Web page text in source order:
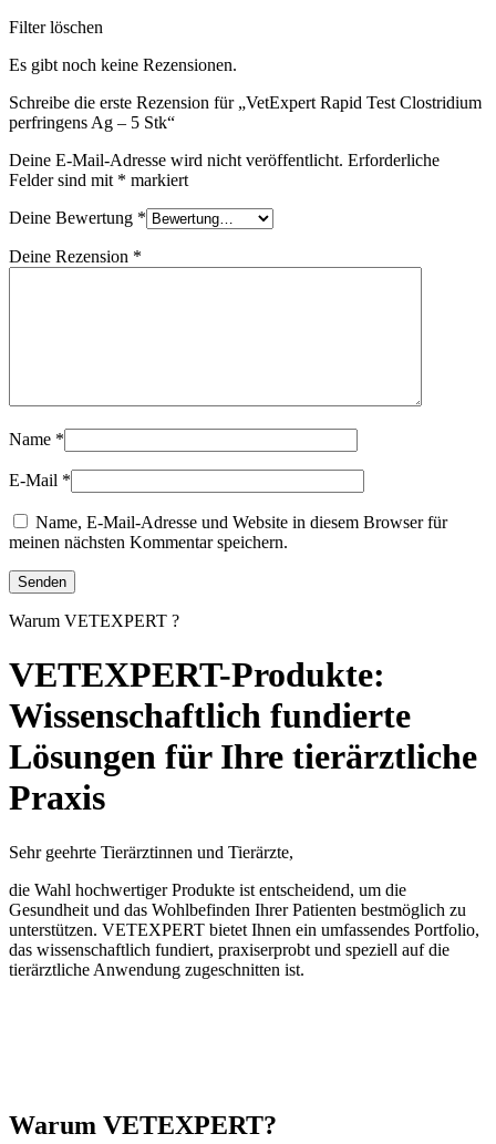
Filter löschen
Es gibt noch keine Rezensionen.
Schreibe die erste Rezension für „VetExpert Rapid Test Clostridium
perfringens Ag – 5 Stk“
Deine E-Mail-Adresse wird nicht veröffentlicht. Erforderliche
Felder sind mit * markiert
Deine Bewertung *
Deine Rezension *
Name *
E-Mail *
Name, E-Mail-Adresse und Website in diesem Browser für
meinen nächsten Kommentar speichern.
Warum VETEXPERT ?
VETEXPERT-Produkte:
Wissenschaftlich fundierte
Lösungen für Ihre tierärztliche
Praxis
Sehr geehrte Tierärztinnen und Tierärzte,
die Wahl hochwertiger Produkte ist entscheidend, um die
Gesundheit und das Wohlbefinden Ihrer Patienten bestmöglich zu
unterstützen. VETEXPERT bietet Ihnen ein umfassendes Portfolio,
das wissenschaftlich fundiert, praxiserprobt und speziell auf die
tierärztliche Anwendung zugeschnitten ist.
Warum VETEXPERT?